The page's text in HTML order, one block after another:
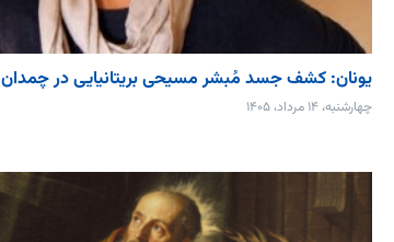
یونان: کشف جسد مُبشر مسیحی بریتانیایی در چمدان
چهارشنبه، ۱۴ مرداد، ۱۴۰۵